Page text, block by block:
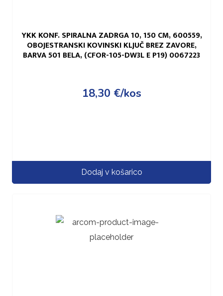
YKK KONF. SPIRALNA ZADRGA 10, 150 CM, 600559,
OBOJESTRANSKI KOVINSKI KLJUČ BREZ ZAVORE,
BARVA 501 BELA, (CFOR-105-DW3L E P19) 0067223
18,30 €/kos
Dodaj v košarico